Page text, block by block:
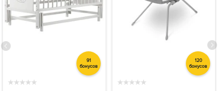
91
бонусов
★★★★★
120
бонусов
★★★★★